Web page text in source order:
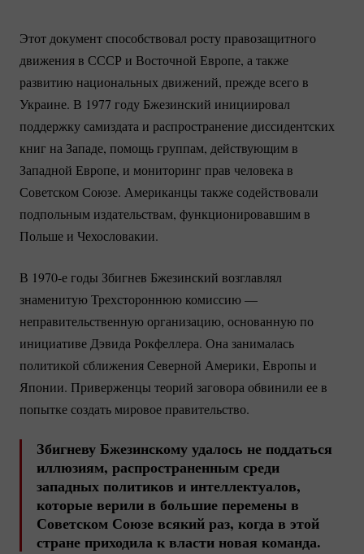
Этот документ способствовал росту правозащитного
движения в СССР и Восточной Европе, а также
развитию национальных движений, прежде всего в
Украине. В 1977 году Бжезинский инициировал
поддержку самиздата и распространение диссидентских
книг на Западе, помощь группам, действующим в
Западной Европе, и мониторинг прав человека в
Советском Союзе. Американцы также содействовали
подпольным издательствам, функционировавшим в
Польше и Чехословакии.
В 1970-е годы Збигнев Бжезинский возглавлял
знаменитую Трехстороннюю комиссию —
неправительственную организацию, основанную по
инициативе Дэвида Рокфеллера. Она занималась
политикой сближения Северной Америки, Европы и
Японии. Приверженцы теорий заговора обвинили ее в
попытке создать мировое правительство.
Збигневу Бжезинскому удалось не поддаться
иллюзиям, распространенным среди
западных политиков и интеллектуалов,
которые верили в большие перемены в
Советском Союзе всякий раз, когда в этой
стране приходила к власти новая команда.